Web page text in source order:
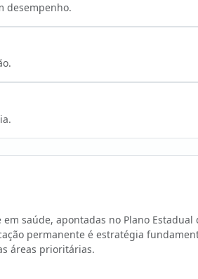
desempenho.
saúde, apontadas no Plano Estadual
permanente é estratégia
áreas prioritárias.